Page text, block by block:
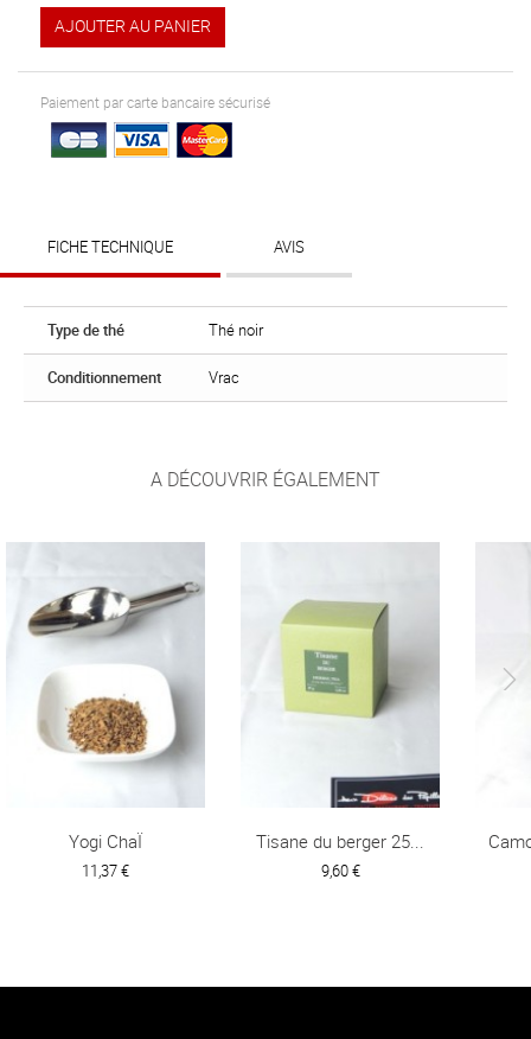
AJOUTER AU PANIER
Paiement par carte bancaire sécurisé
FICHE TECHNIQUE AVIS
Type de thé Thé noir
Conditionnement Vrac
A DÉCOUVRIR ÉGALEMENT
Yogi ChaÏ
11,37 €
Tisane du berger 25...
9,60 €